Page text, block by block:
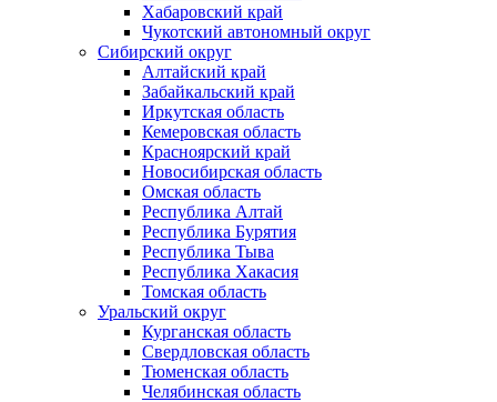
Хабаровский край
Чукотский автономный округ
Сибирский округ
Алтайский край
Забайкальский край
Иркутская область
Кемеровская область
Красноярский край
Новосибирская область
Омская область
Республика Алтай
Республика Бурятия
Республика Тыва
Республика Хакасия
Томская область
Уральский округ
Курганская область
Свердловская область
Тюменская область
Челябинская область